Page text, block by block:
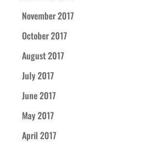
November 2017
October 2017
August 2017
July 2017
June 2017
May 2017
April 2017